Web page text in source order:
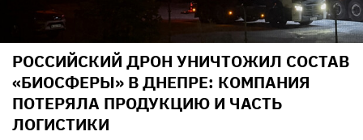
РОССИЙСКИЙ ДРОН УНИЧТОЖИЛ СОСТАВ
«БИОСФЕРЫ» В ДНЕПРЕ: КОМПАНИЯ
ПОТЕРЯЛА ПРОДУКЦИЮ И ЧАСТЬ
ЛОГИСТИКИ